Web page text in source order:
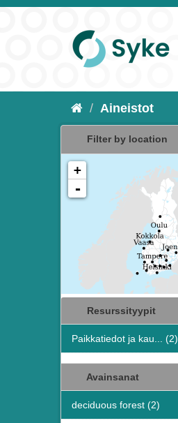
Aineistot
Filter by location
+
-
Resurssityypit
Paikkatiedot ja kau... (2)
Avainsanat
deciduous forest (2)